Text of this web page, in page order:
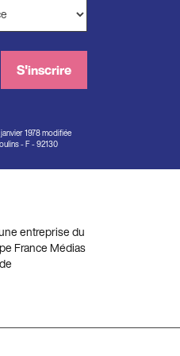
S'inscrire
1978 modifiée
- F - 92130
entreprise du
France Médias